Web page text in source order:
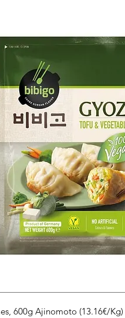
600g Ajinomoto (13.16€/Kg)